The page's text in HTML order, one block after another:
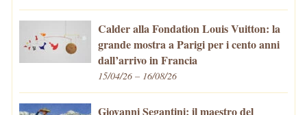
Calder alla Fondation Louis Vuitton: la
grande mostra a Parigi per i cento anni
dall’arrivo in Francia
15/04/26 – 16/08/26
Giovanni Segantini: il maestro del